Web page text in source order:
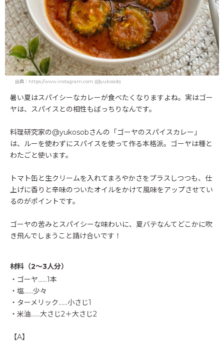
出典：https://www.instagram.com (@yukosob)
暑い夏はスパイシーなカレーが食べたくなりますよね。実はゴー
ヤは、スパイスとの相性もばっちりなんです。
料理研究家の@yukosobさんの「ゴーヤのスパイスカレー」
は、ルーを使わずにスパイスを使って作る本格派。ゴーヤは種と
わたごと使います。
トマト缶と生クリームを入れてまろやかさをプラスしつつも、仕
上げに香りと辛味のついたオイルをかけて風味をアップさせてい
るのがポイントです。
ゴーヤの苦みとスパイシーな味わいに、夏バテなんてどこかに吹
き飛んでしまうこと請け合いです！
材料（2～3人分）
・ゴーヤ……1本
・塩……少々
・ターメリック……小さじ1
・米油……大さじ2＋大さじ2
【A】